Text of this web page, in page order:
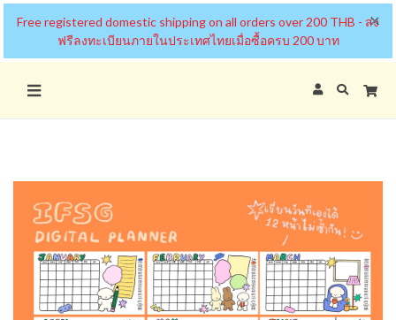
Free registered domestic shipping on all orders over 200 THB - ส่ง
ฟรีลงทะเบียนภายในประเทศไทยเมื่อซื้อครบ 200 บาท
×